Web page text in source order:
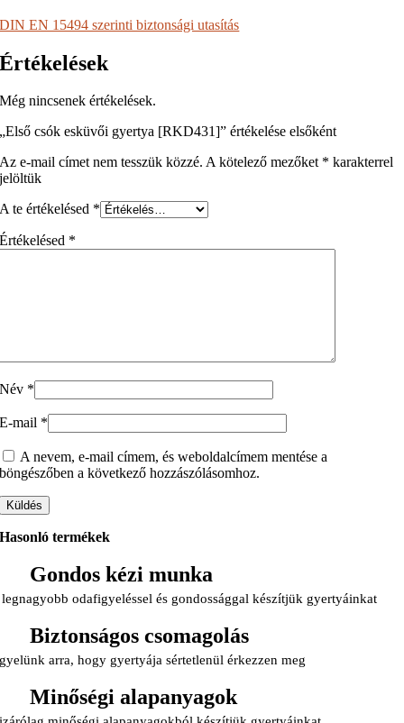
DIN EN 15494 szerinti biztonsági utasítás
Értékelések
Még nincsenek értékelések.
„Első csók esküvői gyertya [RKD431]” értékelése elsőként
Az e-mail címet nem tesszük közzé. A kötelező mezőket * karakterrel
jelöltük
A te értékelésed *
Értékelésed *
Név *
E-mail *
A nevem, e-mail címem, és weboldalcímem mentése a
böngészőben a következő hozzászólásomhoz.
Hasonló termékek
Gondos kézi munka
odafigyeléssel és gondossággal készítjük gyertyáinkat
Biztonságos csomagolás
arra, hogy gyertyája sértetlenül érkezzen meg
Minőségi alapanyagok